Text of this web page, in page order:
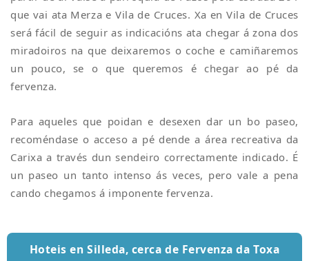
que vai ata Merza e Vila de Cruces. Xa en Vila de Cruces
será fácil de seguir as indicacións ata chegar á zona dos
miradoiros na que deixaremos o coche e camiñaremos
un pouco, se o que queremos é chegar ao pé da
fervenza.
Para aqueles que poidan e desexen dar un bo paseo,
recoméndase o acceso a pé dende a área recreativa da
Carixa a través dun sendeiro correctamente indicado. É
un paseo un tanto intenso ás veces, pero vale a pena
cando chegamos á imponente fervenza.
Hoteis en Silleda, cerca de Fervenza da Toxa